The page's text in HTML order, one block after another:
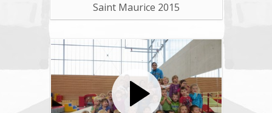
Saint Maurice 2015